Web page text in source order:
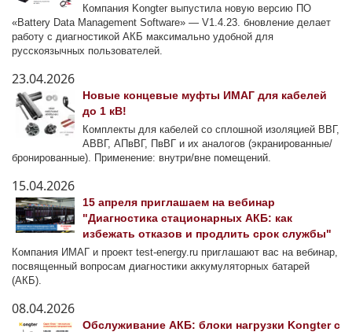
Компания Kongter выпустила новую версию ПО
«Battery Data Management Software» — V1.4.23. бновление делает
работу с диагностикой АКБ максимально удобной для
русскоязычных пользователей.
23.04.2026
Новые концевые муфты ИМАГ для кабелей
до 1 кВ!
Комплекты для кабелей со сплошной изоляцией ВВГ,
АВВГ, АПвВГ, ПвВГ и их аналогов (экранированные/
бронированные). Применение: внутри/вне помещений.
15.04.2026
15 апреля приглашаем на вебинар
"Диагностика стационарных АКБ: как
избежать отказов и продлить срок службы"
Компания ИМАГ и проект test-energy.ru приглашают вас на вебинар,
посвященный вопросам диагностики аккумуляторных батарей
(АКБ).
08.04.2026
Обслуживание АКБ: блоки нагрузки Kongter с